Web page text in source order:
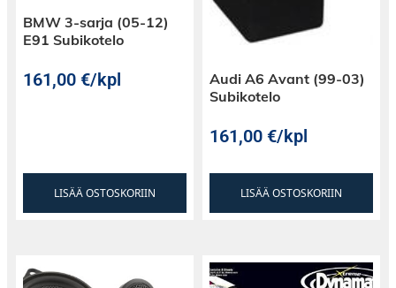
BMW 3-sarja (05-12)
E91 Subikotelo
161,00€/kpl
LISÄÄ OSTOSKORIIN
Audi A6 Avant (99-03)
Subikotelo
161,00€/kpl
LISÄÄ OSTOSKORIIN